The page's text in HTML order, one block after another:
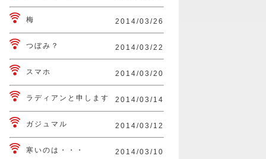
梅 2014/03/26
つぼみ？ 2014/03/22
スマホ 2014/03/20
ラディアンと申します 2014/03/14
ガジュマル 2014/03/12
寒いのは・・・ 2014/03/10